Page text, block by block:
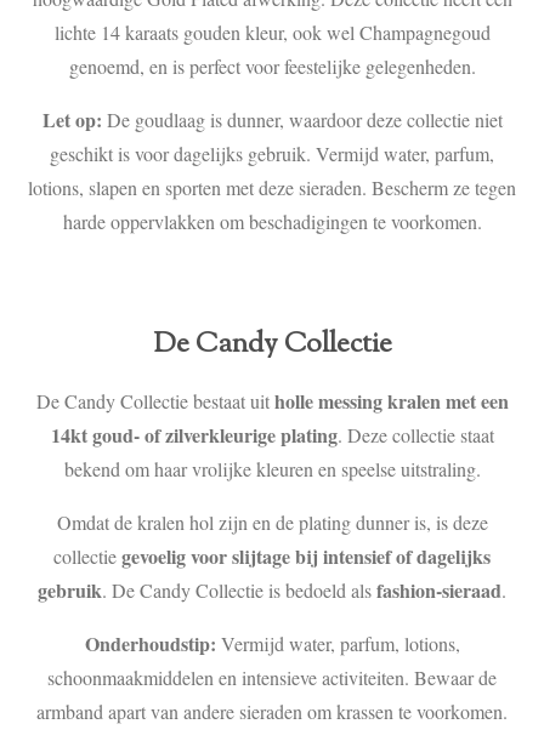
lichte 14 karaats gouden kleur, ook wel Champagnegoud
genoemd, en is perfect voor feestelijke gelegenheden.
Let op: De goudlaag is dunner, waardoor deze collectie niet
geschikt is voor dagelijks gebruik. Vermijd water, parfum,
lotions, slapen en sporten met deze sieraden. Bescherm ze tegen
harde oppervlakken om beschadigingen te voorkomen.
De Candy Collectie
De Candy Collectie bestaat uitholle messing kralen met een
14kt goud- of zilverkleurige plating. Deze collectie staat
bekend om haar vrolijke kleuren en speelse uitstraling.
Omdat de kralen hol zijn en de plating dunner is, is deze
collectiegevoelig voor slijtage bij intensief of dagelijks
gebruik. De Candy Collectie is bedoeld alsfashion-sieraad.
Onderhoudstip: Vermijd water, parfum, lotions,
schoonmaakmiddelen en intensieve activiteiten. Bewaar de
armband apart van andere sieraden om krassen te voorkomen.